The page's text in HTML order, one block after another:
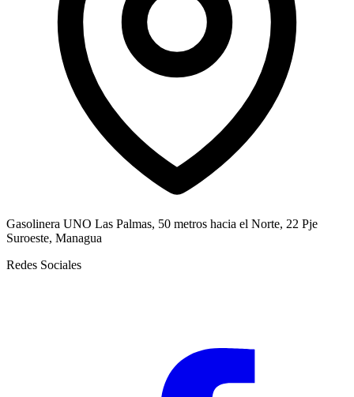
Gasolinera UNO Las Palmas, 50 metros hacia el Norte, 22 Pje
Suroeste, Managua
Redes Sociales